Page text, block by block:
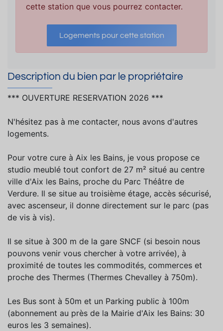
cette station que vous pourrez contacter.
Logements pour cette station
Description du bien par le propriétaire
*** OUVERTURE RESERVATION 2026 ***
N'hésitez pas à me contacter, nous avons d'autres
logements.
Pour votre cure à Aix les Bains, je vous propose ce
studio meublé tout confort de 27 m² situé au centre
ville d'Aix les Bains, proche du Parc Théâtre de
Verdure. Il se situe au troisième étage, accès sécurisé,
avec ascenseur, il donne directement sur le parc (pas
de vis à vis).
Il se situe à 300 m de la gare SNCF (si besoin nous
pouvons venir vous chercher à votre arrivée), à
proximité de toutes les commodités, commerces et
proche des Thermes (Thermes Chevalley à 750m).
Les Bus sont à 50m et un Parking public à 100m
(abonnement au près de la Mairie d'Aix les Bains: 30
euros les 3 semaines).